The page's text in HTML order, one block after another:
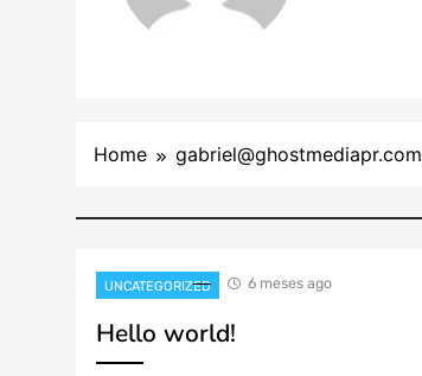
Home gabriel@ghostmediapr.com
UNCATEGORIZED 6 meses ago
Hello world!